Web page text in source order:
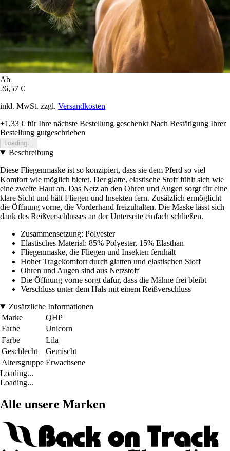
Ab
26,57 €
inkl. MwSt. zzgl. Versandkosten
+1,33 € für Ihre nächste Bestellung geschenkt Nach Bestätigung Ihrer
Bestellung gutgeschrieben
Loading...
Beschreibung
Diese Fliegenmaske ist so konzipiert, dass sie dem Pferd so viel
Komfort wie möglich bietet. Der glatte, elastische Stoff fühlt sich wie
eine zweite Haut an. Das Netz an den Ohren und Augen sorgt für eine
klare Sicht und hält Fliegen und Insekten fern. Zusätzlich ermöglicht
die Öffnung vorne, die Vorderhand freizuhalten. Die Maske lässt sich
dank des Reißverschlusses an der Unterseite einfach schließen.
Zusammensetzung: Polyester
Elastisches Material: 85% Polyester, 15% Elasthan
Fliegenmaske, die Fliegen und Insekten fernhält
Hoher Tragekomfort durch glatten und elastischen Stoff
Ohren und Augen sind aus Netzstoff
Die Öffnung vorne sorgt dafür, dass die Mähne frei bleibt
Verschluss unter dem Hals mit einem Reißverschluss
Zusätzliche Informationen
Marke
QHP
Farbe
Unicorn
Farbe
Lila
Geschlecht
Gemischt
Altersgruppe Erwachsene
Loading...
Loading...
Alle unsere Marken